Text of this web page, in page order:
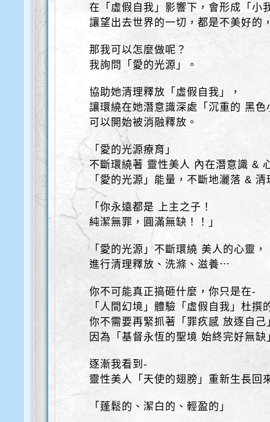
在「虛假自我」影響下，會形成「小
讓望出去世界的一切，都是不美好的
那我可以怎麼做呢？
我詢問「愛的光源」。
協助她清理釋放「虛假自我」，
讓環繞在她潛意識深處「沉重的 黑色
可以開始被消融釋放。
「愛的光源療育」
不斷環繞著 靈性美人 內在潛意識 &
「愛的光源」能量，不斷地灑落 & 清
「你永遠都是 上主之子！
純潔無罪，圓滿無缺！！」
「愛的光源」不斷環繞 美人的心靈，
進行清理釋放、洗滌、滋養⋯
你不可能真正搞砸什麼，你只是在-
「人間幻境」體驗「虛假自我」杜撰
你不需要再緊抓著「罪疚感 放逐自己
因為「基督永恆的聖境 始終完好無缺
逐漸我看到-
靈性美人「天使的翅膀」重新生長回
「蓬鬆的、潔白的、輕盈的」